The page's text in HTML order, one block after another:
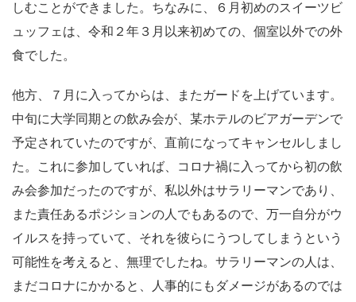
しむことができました。ちなみに、６月初めのスイーツビ
ュッフェは、令和２年３月以来初めての、個室以外での外
食でした。
他方、７月に入ってからは、またガードを上げています。
中旬に大学同期との飲み会が、某ホテルのビアガーデンで
予定されていたのですが、直前になってキャンセルしまし
た。これに参加していれば、コロナ禍に入ってから初の飲
み会参加だったのですが、私以外はサラリーマンであり、
また責任あるポジションの人でもあるので、万一自分がウ
イルスを持っていて、それを彼らにうつしてしまうという
可能性を考えると、無理でしたね。サラリーマンの人は、
まだコロナにかかると、人事的にもダメージがあるのでは